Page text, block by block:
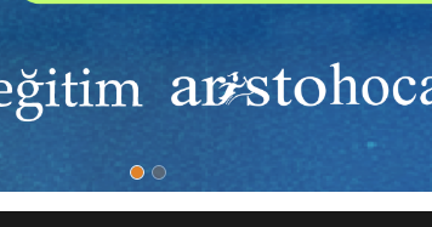
ilişkilerinde de “aile uyuşmazlığı”